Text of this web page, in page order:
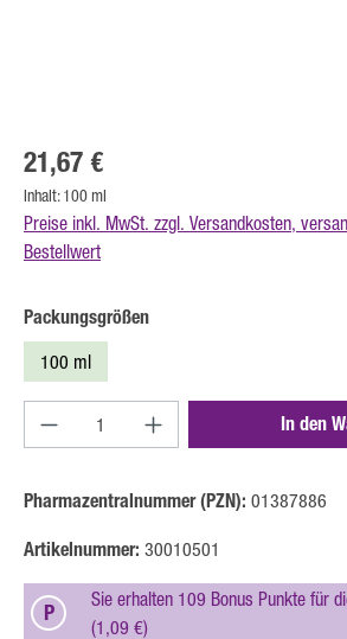
Regulärer Preis:
21,67 €
Inhalt:100 ml
Preise inkl. MwSt. zzgl. Versandkosten,
Bestellwert
Packungsgrößenauswählen
100 ml
Produkt Anzahl: Gib den In den
Pharmazentralnummer (PZN): 01387886
Artikelnummer: 30010501
P
Sie erhalten 109 Bonus Punkte für
(1,09 €)